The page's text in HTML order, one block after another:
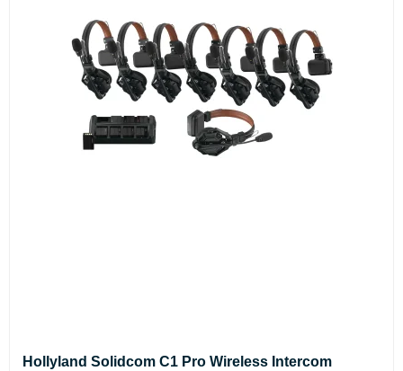
Hollyland Solidcom C1 Pro Wireless Intercom